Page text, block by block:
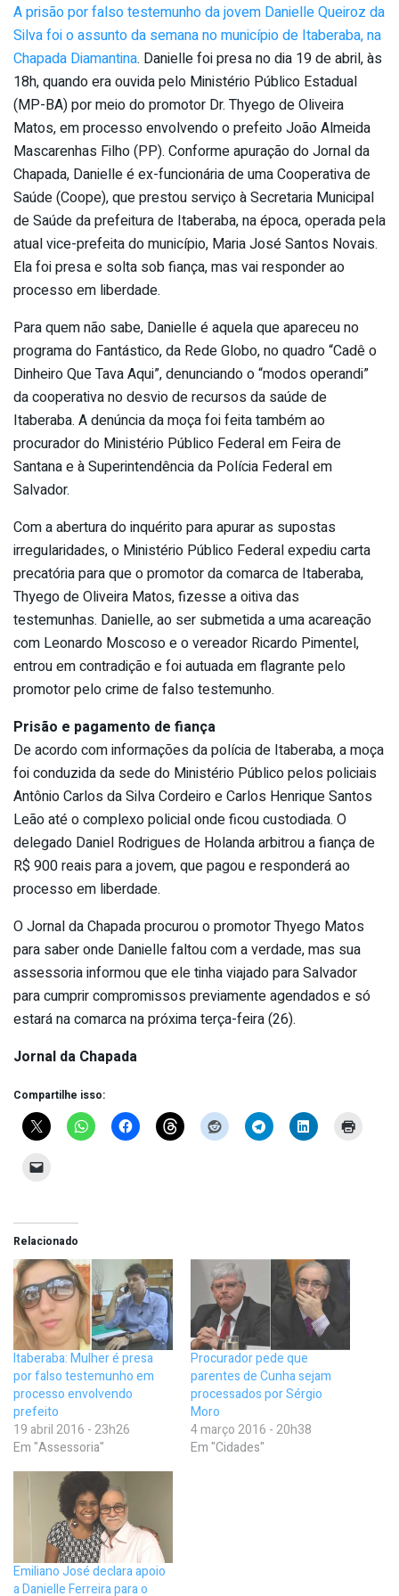
A prisão por falso testemunho da jovem Danielle Queiroz da
Silva foi o assunto da semana no município de Itaberaba, na
Chapada Diamantina. Danielle foi presa no dia 19 de abril, às
18h, quando era ouvida pelo Ministério Público Estadual
(MP-BA) por meio do promotor Dr. Thyego de Oliveira
Matos, em processo envolvendo o prefeito João Almeida
Mascarenhas Filho (PP). Conforme apuração do Jornal da
Chapada, Danielle é ex-funcionária de uma Cooperativa de
Saúde (Coope), que prestou serviço à Secretaria Municipal
de Saúde da prefeitura de Itaberaba, na época, operada pela
atual vice-prefeita do município, Maria José Santos Novais.
Ela foi presa e solta sob fiança, mas vai responder ao
processo em liberdade.
Para quem não sabe, Danielle é aquela que apareceu no
programa do Fantástico, da Rede Globo, no quadro “Cadê o
Dinheiro Que Tava Aqui”, denunciando o “modos operandi”
da cooperativa no desvio de recursos da saúde de
Itaberaba. A denúncia da moça foi feita também ao
procurador do Ministério Público Federal em Feira de
Santana e à Superintendência da Polícia Federal em
Salvador.
Com a abertura do inquérito para apurar as supostas
irregularidades, o Ministério Público Federal expediu carta
precatória para que o promotor da comarca de Itaberaba,
Thyego de Oliveira Matos, fizesse a oitiva das
testemunhas. Danielle, ao ser submetida a uma acareação
com Leonardo Moscoso e o vereador Ricardo Pimentel,
entrou em contradição e foi autuada em flagrante pelo
promotor pelo crime de falso testemunho.
Prisão e pagamento de fiança
De acordo com informações da polícia de Itaberaba, a moça
foi conduzida da sede do Ministério Público pelos policiais
Antônio Carlos da Silva Cordeiro e Carlos Henrique Santos
Leão até o complexo policial onde ficou custodiada. O
delegado Daniel Rodrigues de Holanda arbitrou a fiança de
R$ 900 reais para a jovem, que pagou e responderá ao
processo em liberdade.
O Jornal da Chapada procurou o promotor Thyego Matos
para saber onde Danielle faltou com a verdade, mas sua
assessoria informou que ele tinha viajado para Salvador
para cumprir compromissos previamente agendados e só
estará na comarca na próxima terça-feira (26).
Jornal da Chapada
Compartilhe isso:
Relacionado
Itaberaba: Mulher é presa
por falso testemunho em
processo envolvendo
prefeito
19 abril 2016 - 23h26
Em "Assessoria"
Procurador pede que
parentes de Cunha sejam
processados por Sérgio
Moro
4 março 2016 - 20h38
Em "Cidades"
Emiliano José declara apoio
a Danielle Ferreira para o